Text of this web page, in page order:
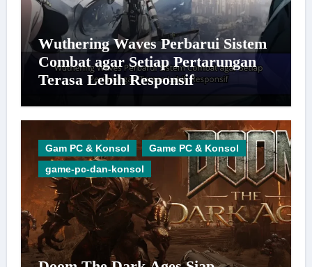
Wuthering Waves Perbarui Sistem
Combat agar Setiap Pertarungan
Terasa Lebih Responsif
Gam PC & Konsol
Game PC & Konsol
game-pc-dan-konsol